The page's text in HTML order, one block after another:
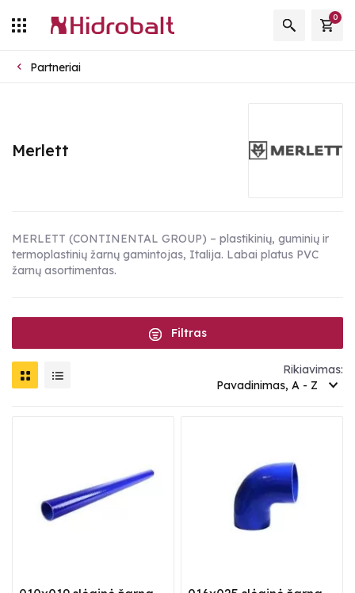
0
Partneriai
Merlett
MERLETT (CONTINENTAL GROUP) – plastikinių, guminių ir
termoplastinių žarnų gamintojas, Italija. Labai platus PVC
žarnų asortimentas.
Filtras
Rikiavimas:
Pavadinimas, A - Z